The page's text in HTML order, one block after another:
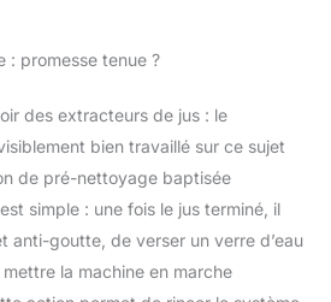
: promesse tenue ?
des extracteurs de jus : le
bien travaillé sur ce sujet
de pré-nettoyage baptisée
simple : une fois le jus terminé, il
anti-goutte, de verser un verre d’eau
la machine en marche